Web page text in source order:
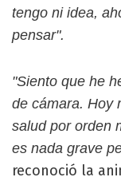
tengo ni idea,
pensar".
"Siento que he
de cámara. Hoy
salud por orden
es nada grave
reconoció la